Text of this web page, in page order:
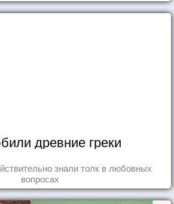
древние греки
знали толк в любовных
вопросах